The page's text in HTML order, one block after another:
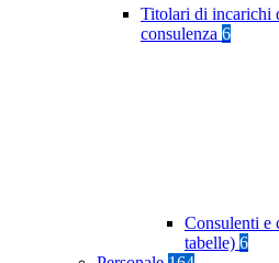
Titolari di incarichi
consulenza 6
Consulenti e
tabelle) 6